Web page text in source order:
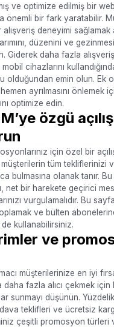
ve optimize edilmiş bir
önemli bir fark yaratabilir.
alışveriş deneyimi sağlamak
düzenini ve
Giderek daha fazla
cihazlarını
olduğundan emin olun. Ek
ayrılmasını önlemek
optimize edin.
özgü
için özel bir
tüm tekliflerinizi
bulmasına olanak tanır.
net bir harekete geçirici
vurgulamalıdır. Bu
ve bülten
kullanabilirsiniz.
ve
müşterilerinize en iyi
daha fazla alıcı çekmek
sunmayı düşünün.
teklifleri ve ücretsiz
çeşitli promosyon türleri